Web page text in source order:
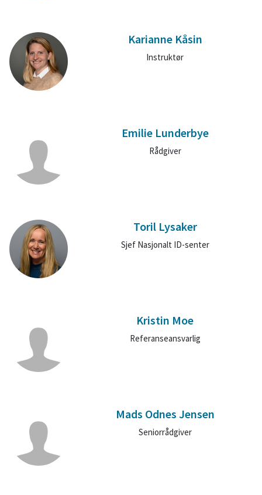
Karianne Kåsin
Instruktør
Emilie Lunderbye
Rådgiver
Toril Lysaker
Sjef Nasjonalt ID-senter
Kristin Moe
Referanseansvarlig
Mads Odnes Jensen
Seniorrådgiver